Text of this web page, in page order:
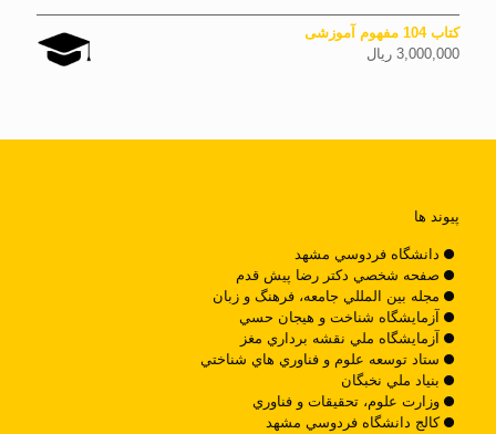
کتاب 104 مفهوم آموزشی
3,000,000 ریال
پیوند ها
دانشگاه فردوسي مشهد
صفحه شخصي دکتر رضا پيش قدم
مجله بين المللي جامعه، فرهنگ و زبان
آزمايشگاه شناخت و هيجان حسي
آزمايشگاه ملي نقشه برداري مغز
ستاد توسعه علوم و فناوري هاي شناختي
بنياد ملي نخبگان
وزارت علوم، تحقيقات و فناوري
کالج دانشگاه فردوسي مشهد